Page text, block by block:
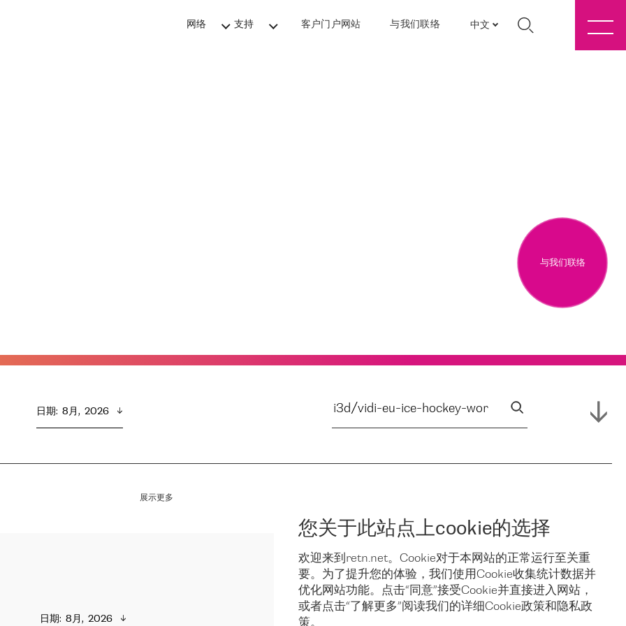
网络 支持 客户门户网站 与我们联络 中文
您关于此站点上cookie的选择
欢迎来到retn.net。Cookie对于本网站的正常运行至关重
要。为了提升您的体验，我们使用Cookie收集统计数据并
优化网站功能。点击“同意”接受Cookie并直接进入网站，
或者点击“了解更多”阅读我们的详细Cookie政策和隐私政
策。
与我们联络
日期: 8月,  2026
展示更多
日期: 8月,  2026